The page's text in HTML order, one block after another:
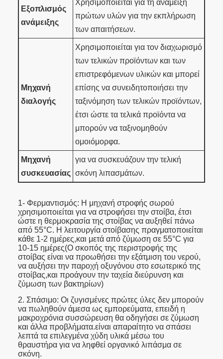
Εξοπλισμός
ανάμειξης
Χρησιμοποιείται για τη ανάμειξη
πρώτων υλών για την εκπλήρωση
των απαιτήσεων.
Μηχανή
διαλογής
Χρησιμοποιείται για τον διαχωρισμό
των τελικών προϊόντων και των
επιστρεφόμενων υλικών και μπορεί
επίσης να συνειδητοποιήσει την
ταξινόμηση των τελικών προϊόντων,
έτσι ώστε τα τελικά προϊόντα να
μπορούν να ταξινομηθούν
ομοιόμορφα.
Μηχανή
συσκευασίας
για να συσκευάζουν την τελική
σκόνη λιπασμάτων.
1- Φερμαντισμός: Η μηχανή στροφής σωρού
χρησιμοποιείται για να στροφήσει την στοίβα, έτσι
ώστε η θερμοκρασία της στοίβας να αυξηθεί πάνω
από 55°C. Η λειτουργία στοίβασης πραγματοποιείται
κάθε 1-2 ημέρες,και μετά από ζύμωση σε 55°C για
10-15 ημέρες(Ο σκοπός της περιστροφής της
στοίβας είναι να προωθήσει την εξάτμιση του νερού,
να αυξήσει την παροχή οξυγόνου στο εσωτερικό της
στοίβας,και προάγουν την ταχεία διεύρυνση και
ζύμωση των βακτηρίων)
2. Σπάσιμο: Οι ζυγισμένες πρώτες ύλες δεν μπορούν
να πωληθούν άμεσα ως εμπορεύματα, επειδή η
μακροχρόνια συσσώρευση θα οδηγήσει σε ζύμωση
και άλλα προβλήματα.είναι απαραίτητο να σπάσει
λεπτά τα επιλεγμένα χύδη υλικά μέσω του
θραυστήρα για να ληφθεί οργανικό λιπάσμα σε
σκόνη.